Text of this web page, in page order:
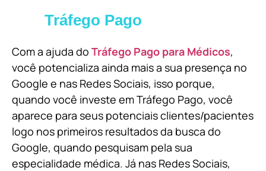
Tráfego Pago
Com a ajuda do Tráfego Pago para Médicos,
você potencializa ainda mais a sua presença no
Google e nas Redes Sociais, isso porque,
quando você investe em Tráfego Pago, você
aparece para seus potenciais clientes/pacientes
logo nos primeiros resultados da busca do
Google, quando pesquisam pela sua
especialidade médica. Já nas Redes Sociais,